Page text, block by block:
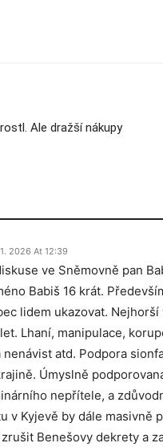
Ale dražší nákupy
2026 At 12:39
ve Sněmovně pan
Babiš 16 krát.
lidem ukazovat.
Lhaní, manipulace,
nenávist atd. Podpora
Úmyslně
nepřítele, a
v Kyjevě by dále masivně
Benešovy dekrety a